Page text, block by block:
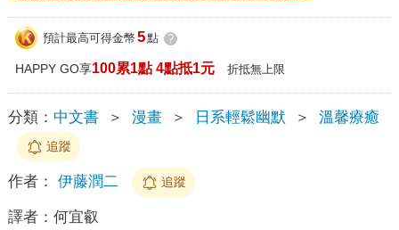
預計最高可得金幣 5點 ?
HAPPY GO享100累1點 4點抵1元 折抵無上限
分類： 中文書 ＞ 漫畫 ＞ 日系輕鬆幽默 ＞ 溫馨療癒
追蹤
作者： 伊藤潤二 追蹤
譯者： 何宜叡